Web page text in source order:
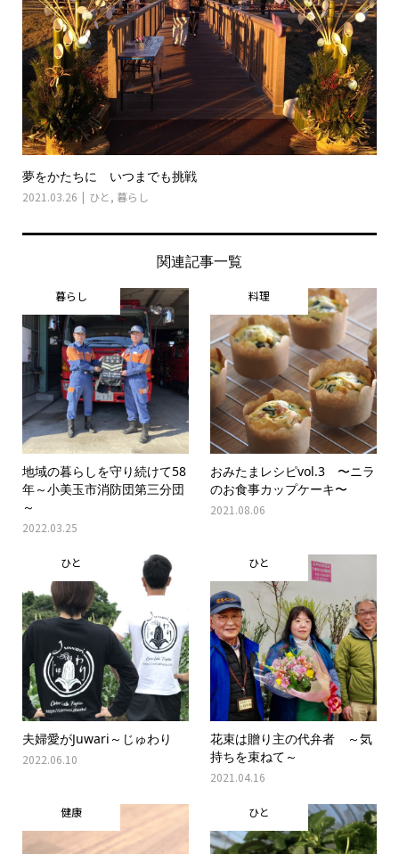
夢をかたちに いつまでも挑戦
2021.03.26 ひと , 暮らし
関連記事一覧
暮らし
地域の暮らしを守り続けて58
年～小美玉市消防団第三分団
～
2022.03.25
料理
おみたまレシピvol.3 〜ニラ
のお食事カップケーキ〜
2021.08.06
ひと
夫婦愛がJuwari～じゅわり
2022.06.10
ひと
花束は贈り主の代弁者 ～気
持ちを束ねて～
2021.04.16
健康 ひと